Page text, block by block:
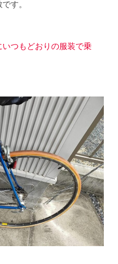
す。
いつもどおりの服装で乗